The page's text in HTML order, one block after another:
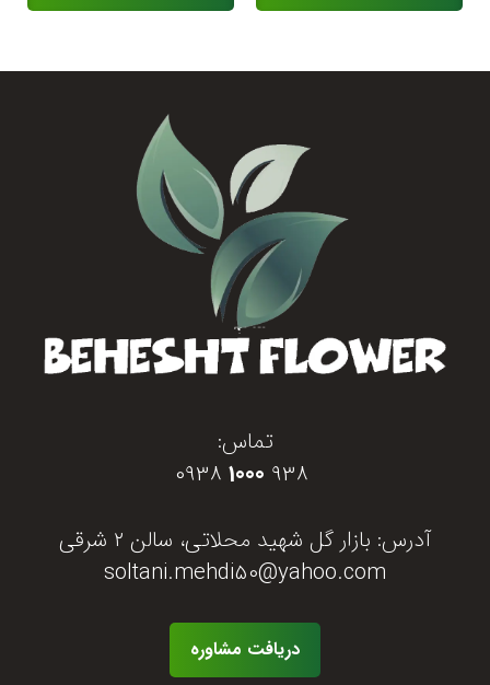
تماس:
0938 1000 938
آدرس: بازار گل شهید محلاتی، سالن ۲ شرقی
soltani.mehdi50@yahoo.com
دریافت مشاوره